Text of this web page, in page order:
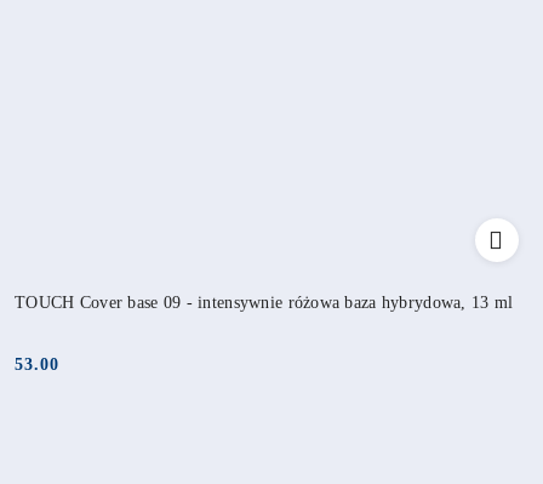
TOUCH Cover base 09 - intensywnie różowa baza hybrydowa, 13 ml
Cena:
53.00